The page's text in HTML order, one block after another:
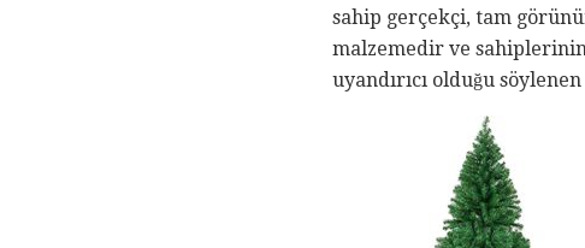
sahip gerçekçi, tam
malzemedir ve
uyandırıcı olduğu